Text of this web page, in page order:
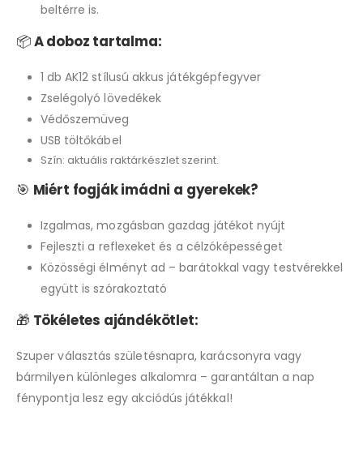
beltérre is.
📦A doboz tartalma:
1 db AK12 stílusú akkus játékgépfegyver
Zselégolyó lövedékek
Védőszemüveg
USB töltőkábel
Szín: aktuális raktárkészlet szerint.
🎯 Miért fogják imádni a gyerekek?
Izgalmas, mozgásban gazdag játékot nyújt
Fejleszti a reflexeket és a célzóképességet
Közösségi élményt ad – barátokkal vagy testvérekkel
együtt is szórakoztató
🎁 Tökéletes ajándékötlet:
Szuper választás születésnapra, karácsonyra vagy
bármilyen különleges alkalomra – garantáltan a nap
fénypontja lesz egy akciódús játékkal!